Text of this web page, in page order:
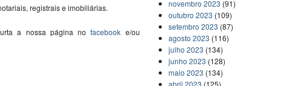
registrais e imobiliárias.
a nossa página nofacebook e/ou
novembro 2023 (91)
outubro 2023 (109)
setembro 2023 (87)
agosto 2023 (116)
julho 2023 (134)
junho 2023 (128)
maio 2023 (134)
abril 2023 (125)